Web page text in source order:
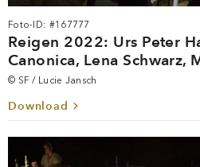
Foto-ID: #167777
Reigen 2022: Urs Peter
Canonica, Lena Schwarz,
© SF / Lucie Jansch
Download